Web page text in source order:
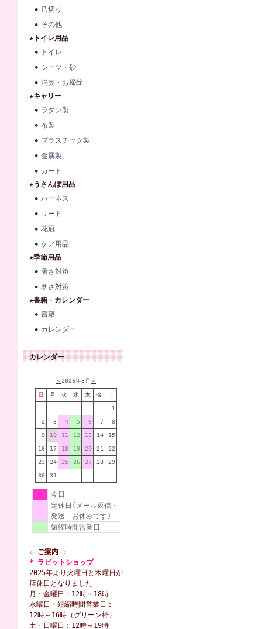
爪切り
その他
★トイレ用品
トイレ
シーツ・砂
消臭・お掃除
★キャリー
ラタン製
布製
プラスチック製
金属製
カート
★うさんぽ用品
ハーネス
リード
花冠
ケア用品
★季節用品
暑さ対策
寒さ対策
★書籍・カレンダー
書籍
カレンダー
カレンダー
＜2026年8月 ＞
日 月 火 水 木 金 土
1
2 3 4 5 6 7 8
9 10 11 12 13 14 15
16 17 18 19 20 21 22
23 24 25 26 27 28 29
30 31
今日
定休日(メール返信・
発送 お休みです)
短縮時間営業日
☆ ご案内 ☆
* ラビットショップ
2025年より火曜日と木曜日が
店休日となりました
月・金曜日：12時～18時
水曜日・短縮時間営業日：
12時～16時（グリーン枠）
土・日曜日：12時～19時